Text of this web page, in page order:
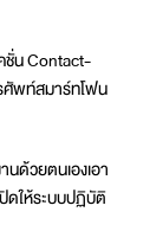
ชั่น Contact-
พท์สมาร์ทโฟน
นด้วยตนเองเอา
ดให้ระบบปฏิบัติ